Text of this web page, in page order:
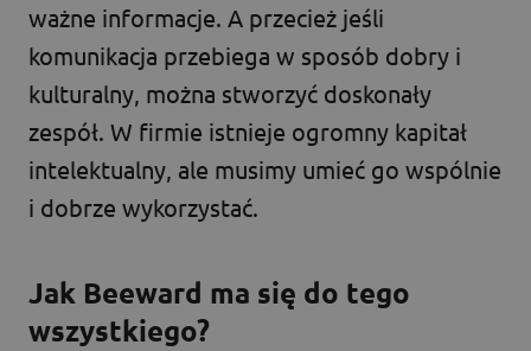
ważne informacje. A przecież jeśli
komunikacja przebiega w sposób dobry i
kulturalny, można stworzyć doskonały
zespół. W firmie istnieje ogromny kapitał
intelektualny, ale musimy umieć go wspólnie
i dobrze wykorzystać.
Jak Beeward ma się do tego
wszystkiego?